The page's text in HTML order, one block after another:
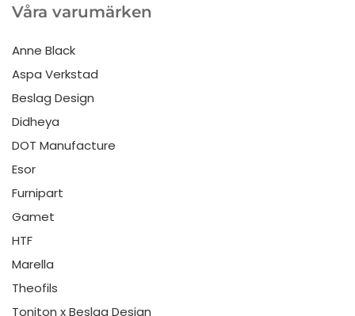
Våra varumärken
Anne Black
Aspa Verkstad
Beslag Design
Didheya
DOT Manufacture
Esor
Furnipart
Gamet
HTF
Marella
Theofils
Toniton x Beslag Design